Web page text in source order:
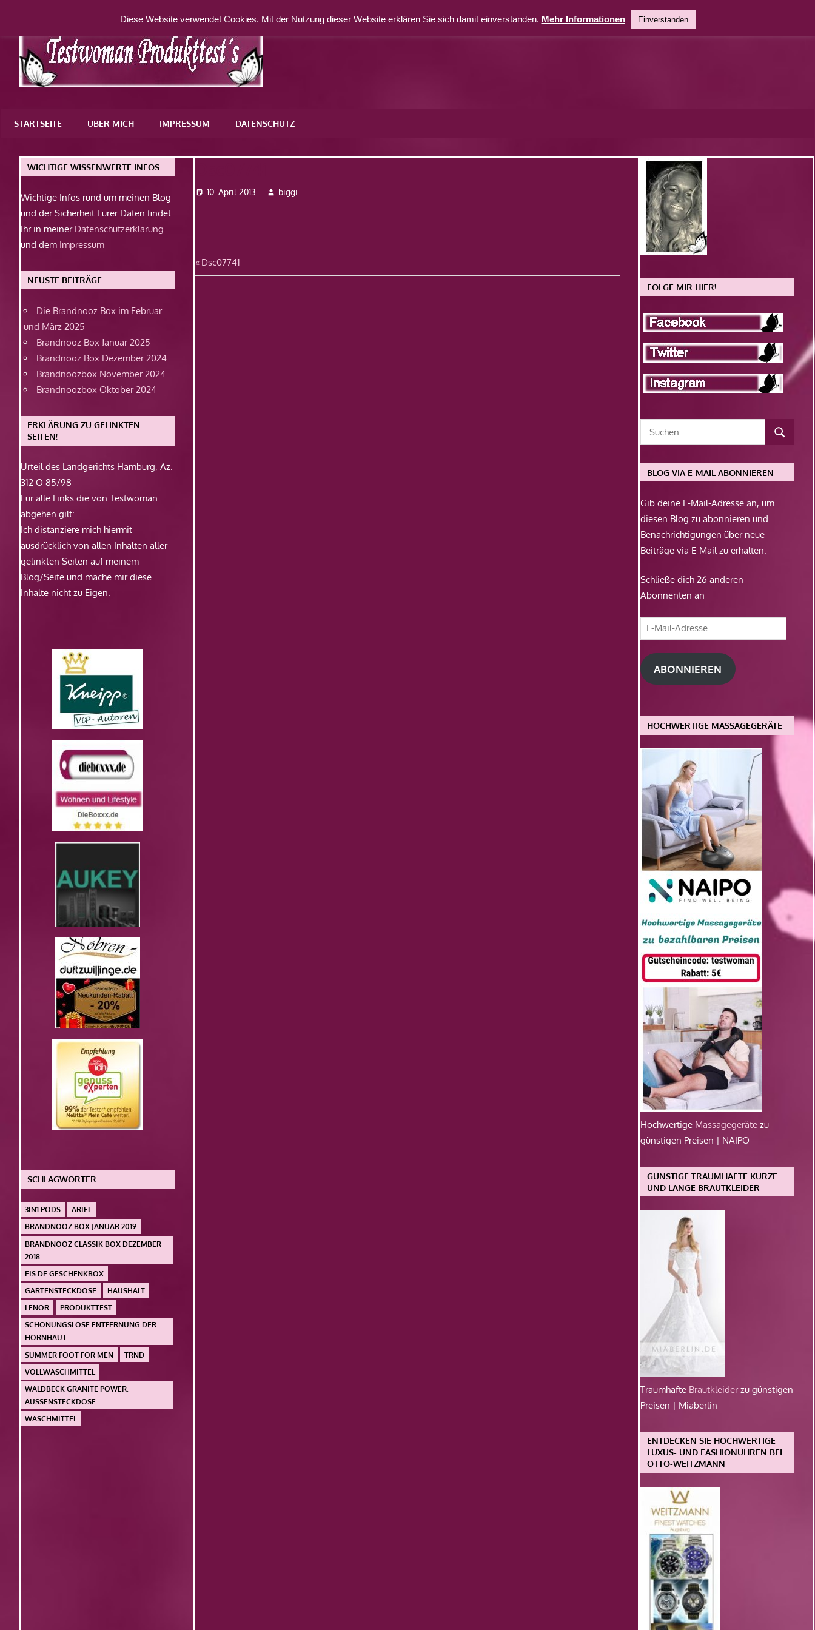
springen
WordPress-
STARTSEITE ÜBER MICH IMPRESSUM DATENSCHUTZ
10. April 2013 biggi
Beitragsnavigation
Vorheriger
Beitrag:
Dsc07741
WICHTIGE WISSENWERTE INFOS
Wichtige Infos rund um meinen Blog
und der Sicherheit Eurer Daten findet
Ihr in meiner Datenschutzerklärung
und dem Impressum
NEUSTE BEITRÄGE
Die Brandnooz Box im Februar
und März 2025
Brandnooz Box Januar 2025
Brandnooz Box Dezember 2024
Brandnoozbox November 2024
Brandnoozbox Oktober 2024
ERKLÄRUNG ZU GELINKTEN
SEITEN!
Urteil des Landgerichts Hamburg, Az.
312 O 85/98
Für alle Links die von Testwoman
abgehen gilt:
Ich distanziere mich hiermit
ausdrücklich von allen Inhalten aller
gelinkten Seiten auf meinem
Blog/Seite und mache mir diese
Inhalte nicht zu Eigen.
SCHLAGWÖRTER
3IN1 PODS
ARIEL
BRANDNOOZ BOX JANUAR 2019
BRANDNOOZ CLASSIK BOX DEZEMBER
2018
EIS.DE GESCHENKBOX
GARTENSTECKDOSE
HAUSHALT
LENOR
PRODUKTTEST
SCHONUNGSLOSE ENTFERNUNG DER
HORNHAUT
SUMMER FOOT FOR MEN
TRND
VOLLWASCHMITTEL
WALDBECK GRANITE POWER.
AUSSENSTECKDOSE
WASCHMITTEL
FOLGE MIR HIER!
BLOG VIA E-MAIL ABONNIEREN
Gib deine E-Mail-Adresse an, um
diesen Blog zu abonnieren und
Benachrichtigungen über neue
Beiträge via E-Mail zu erhalten.
Schließe dich 26 anderen
Abonnenten an
E-
Mail-
Adresse
ABONNIEREN
HOCHWERTIGE MASSAGEGERÄTE
Hochwertige Massagegeräte zu
günstigen Preisen | NAIPO
GÜNSTIGE TRAUMHAFTE KURZE
UND LANGE BRAUTKLEIDER
Traumhafte Brautkleiderzu günstigen
Preisen | Miaberlin
ENTDECKEN SIE HOCHWERTIGE
LUXUS- UND FASHIONUHREN BEI
OTTO-WEITZMANN
Diese Website verwendet Cookies. Mit der Nutzung dieser Website erklären Sie sich damit einverstanden. Mehr Informationen Einverstanden